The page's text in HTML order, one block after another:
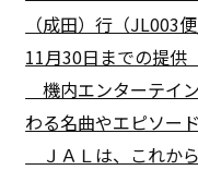
（成田）行（JL003
11月30日までの提供
機内エンターテイ
わる名曲やエピソー
ＪＡＬは、これか